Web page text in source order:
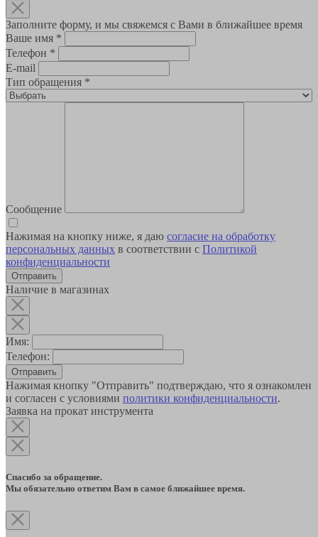
Заполните форму, и мы свяжемся с Вами в ближайшее время
Ваше имя *
Телефон *
E-mail
Тип обращения *
Сообщение
Нажимая на кнопку ниже, я даю согласие на обработку
персональных данных в соответствии с Политикой
конфиденциальности
Наличие в магазинах
Имя:
Телефон:
Отправить
Нажимая кнопку "Отправить" подтверждаю, что я ознакомлен
и согласен с условиями политики конфиденциальности.
Заявка на прокат инструмента
Спасибо за обращение.
Мы обязательно ответим Вам в самое ближайшее время.